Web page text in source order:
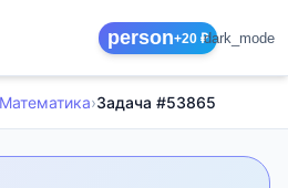
person+20 ₽dark_mode
Математика›Задача #53865